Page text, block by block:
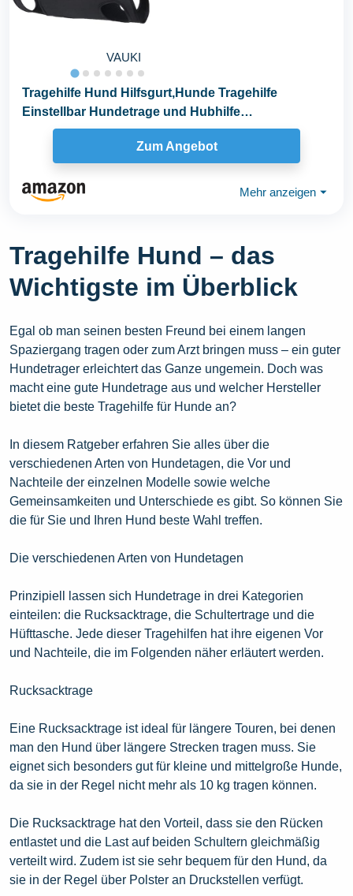
VAUKI
Tragehilfe Hund Hilfsgurt,Hunde Tragehilfe
Einstellbar Hundetrage und Hubhilfe
Hundetragetasche...
Zum Angebot
Mehr anzeigen ⏷
Tragehilfe Hund – das
Wichtigste im Überblick
Egal ob man seinen besten Freund bei einem langen
Spaziergang tragen oder zum Arzt bringen muss – ein guter
Hundetrager erleichtert das Ganze ungemein. Doch was
macht eine gute Hundetrage aus und welcher Hersteller
bietet die beste Tragehilfe für Hunde an?
In diesem Ratgeber erfahren Sie alles über die
verschiedenen Arten von Hundetagen, die Vor und
Nachteile der einzelnen Modelle sowie welche
Gemeinsamkeiten und Unterschiede es gibt. So können Sie
die für Sie und Ihren Hund beste Wahl treffen.
Die verschiedenen Arten von Hundetagen
Prinzipiell lassen sich Hundetrage in drei Kategorien
einteilen: die Rucksacktrage, die Schultertrage und die
Hüfttasche. Jede dieser Tragehilfen hat ihre eigenen Vor
und Nachteile, die im Folgenden näher erläutert werden.
Rucksacktrage
Eine Rucksacktrage ist ideal für längere Touren, bei denen
man den Hund über längere Strecken tragen muss. Sie
eignet sich besonders gut für kleine und mittelgroße Hunde,
da sie in der Regel nicht mehr als 10 kg tragen können.
Die Rucksacktrage hat den Vorteil, dass sie den Rücken
entlastet und die Last auf beiden Schultern gleichmäßig
verteilt wird. Zudem ist sie sehr bequem für den Hund, da
sie in der Regel über Polster an Druckstellen verfügt.